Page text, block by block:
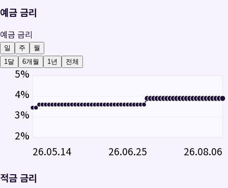
예금 금리
예금 금리
일 주
월
1달
6개월 1년 전체
5%
4%
3%
2%
26.05.14
26.06.25 26.08.06
적금 금리